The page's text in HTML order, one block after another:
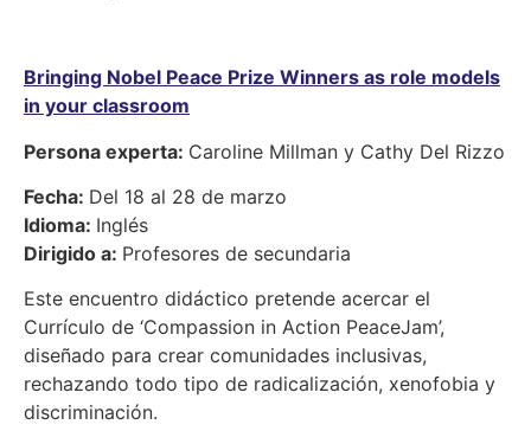
Bringing Nobel Peace Prize Winners as role models
in your classroom
Persona experta: Caroline Millman y Cathy Del Rizzo
Fecha: Del 18 al 28 de marzo
Idioma: Inglés
Dirigido a: Profesores de secundaria
Este encuentro didáctico pretende acercar el
Currículo de ‘Compassion in Action PeaceJam’,
diseñado para crear comunidades inclusivas,
rechazando todo tipo de radicalización, xenofobia y
discriminación.